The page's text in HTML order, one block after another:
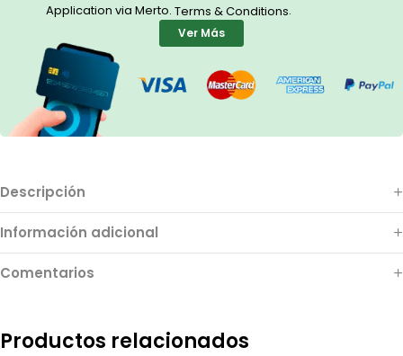
Application via Merto. Terms & Conditions.
Ver Más
Descripción
Información adicional
Comentarios
Productos relacionados